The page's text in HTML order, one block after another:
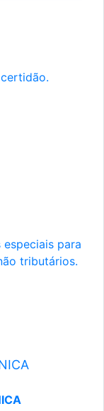
para
tributários.